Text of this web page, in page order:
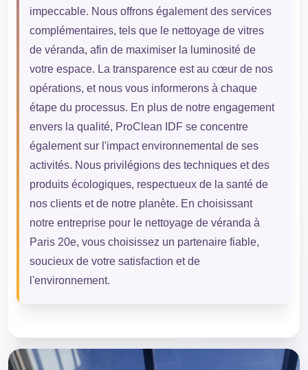
impeccable. Nous offrons également des services
complémentaires, tels que le nettoyage de vitres
de véranda, afin de maximiser la luminosité de
votre espace. La transparence est au cœur de nos
opérations, et nous vous informerons à chaque
étape du processus. En plus de notre engagement
envers la qualité, ProClean IDF se concentre
également sur l'impact environnemental de ses
activités. Nous privilégions des techniques et des
produits écologiques, respectueux de la santé de
nos clients et de notre planète. En choisissant
notre entreprise pour le nettoyage de véranda à
Paris 20e, vous choisissez un partenaire fiable,
soucieux de votre satisfaction et de
l'environnement.